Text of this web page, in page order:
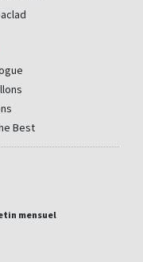
Best
mensuel